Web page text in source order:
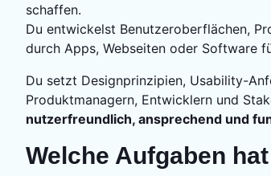
schaffen.
Du entwickelst Benutzeroberflächen,
durch Apps, Webseiten oder Software
Du setzt Designprinzipien, Usability-
Produktmanagern, Entwicklern und
nutzerfreundlich, ansprechend und
Welche Aufgaben